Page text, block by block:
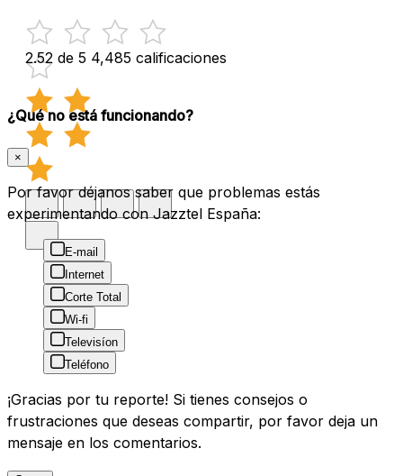
2.52 de 5 4,485 calificaciones
¿Qué no está funcionando?
×
Por favor déjanos saber que problemas estás
experimentando con Jazztel España:
E-mail
Internet
Corte Total
Wi-fi
Televisíon
Teléfono
¡Gracias por tu reporte! Si tienes consejos o
frustraciones que deseas compartir, por favor deja un
mensaje en los comentarios.